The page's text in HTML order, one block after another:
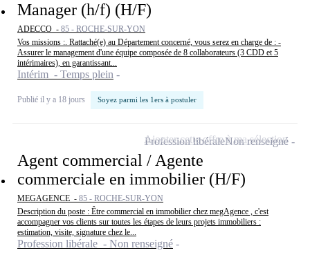
Manager (h/f) (H/F)
ADECCO - 85 - ROCHE-SUR-YON
Vos missions :. Rattaché(e) au Département concerné, vous serez en charge de : -
Assurer le management d'une équipe composée de 8 collaborateurs (3 CDD et 5
intérimaires), en garantissant...
Intérim - Temps plein
Publié il y a 18 jours Soyez parmi les 1ers à postuler
Agent commercial / Agente
commerciale en immobilier (H/F)
MEGAGENCE - 85 - ROCHE-SUR-YON
Description du poste : Être commercial en immobilier chez megAgence , c'est
accompagner vos clients sur toutes les étapes de leurs projets immobiliers :
estimation, visite, signature chez le...
Profession libérale - Non renseigné
Profession libéraleNon renseigné
Ajouter cette offre à ma sélection